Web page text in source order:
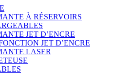
À RÉSERVOIRS
JET D’ENCRE
JET D’ENCRE
LASER